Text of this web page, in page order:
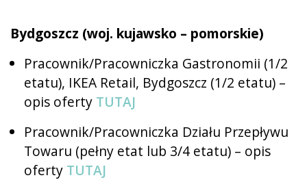
Bydgoszcz (woj. kujawsko – pomorskie)
Pracownik/Pracowniczka Gastronomii (1/2
etatu), IKEA Retail, Bydgoszcz (1/2 etatu) –
opis oferty TUTAJ
Pracownik/Pracowniczka Działu Przepływu
Towaru (pełny etat lub 3/4 etatu) – opis
oferty TUTAJ